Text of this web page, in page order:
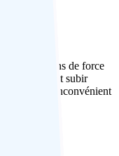
conditions
des raisons de force
villes peut subir
pour tout inconvénient